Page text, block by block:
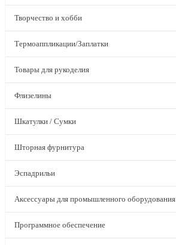
Творчество и хобби
Термоаппликации/Заплатки
Товары для рукоделия
Флизелины
Шкатулки / Сумки
Шторная фурнитура
Эспадрильи
Аксессуары для промышленного оборудования
Программное обеспечение